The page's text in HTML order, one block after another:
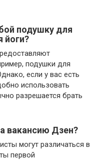
подушку для
йоги?
подушки для
если у вас есть
использовать
разрешается брать
вакансию Дзен?
могут различаться в
первой